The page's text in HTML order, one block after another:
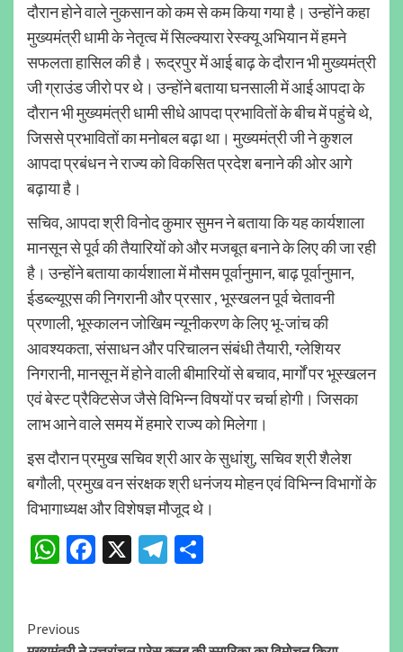
दौरान होने वाले नुकसान को कम से कम किया गया है। उन्होंने कहा
मुख्यमंत्री धामी के नेतृत्व में सिल्क्यारा रेस्क्यू अभियान में हमने
सफलता हासिल की है। रूद्रपुर में आई बाढ़ के दौरान भी मुख्यमंत्री
जी ग्राउंड जीरो पर थे। उन्होंने बताया घनसाली में आई आपदा के
दौरान भी मुख्यमंत्री धामी सीधे आपदा प्रभावितों के बीच में पहुंचे थे,
जिससे प्रभावितों का मनोबल बढ़ा था। मुख्यमंत्री जी ने कुशल
आपदा प्रबंधन ने राज्य को विकसित प्रदेश बनाने की ओर आगे
बढ़ाया है।
सचिव, आपदा श्री विनोद कुमार सुमन ने बताया कि यह कार्यशाला
मानसून से पूर्व की तैयारियों को और मजबूत बनाने के लिए की जा रही
है। उन्होंने बताया कार्यशाला में मौसम पूर्वानुमान, बाढ़ पूर्वानुमान,
ईडब्ल्यूएस की निगरानी और प्रसार , भूस्खलन पूर्व चेतावनी
प्रणाली, भूस्कालन जोखिम न्यूनीकरण के लिए भू-जांच की
आवश्यकता, संसाधन और परिचालन संबंधी तैयारी, ग्लेशियर
निगरानी, मानसून में होने वाली बीमारियों से बचाव, मार्गों पर भूस्खलन
एवं बेस्ट प्रैक्टिसेज जैसे विभिन्न विषयों पर चर्चा होगी। जिसका
लाभ आने वाले समय में हमारे राज्य को मिलेगा।
इस दौरान प्रमुख सचिव श्री आर के सुधांशु, सचिव श्री शैलेश
बगौली, प्रमुख वन संरक्षक श्री धनंजय मोहन एवं विभिन्न विभागों के
विभागाध्यक्ष और विशेषज्ञ मौजूद थे।
WhatsApp
Facebook
X Telegram
Continue
Previous